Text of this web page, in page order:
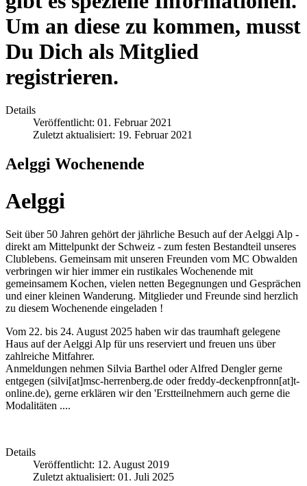
Um an diese zu kommen, musst
Du Dich als Mitglied
registrieren.
Details
Veröffentlicht: 01. Februar 2021
Zuletzt aktualisiert: 19. Februar 2021
Aelggi Wochenende
Aelggi
Seit über 50 Jahren gehört der jährliche Besuch auf der Aelggi Alp -
direkt am Mittelpunkt der Schweiz - zum festen Bestandteil unseres
Clublebens. Gemeinsam mit unseren Freunden vom MC Obwalden
verbringen wir hier immer ein rustikales Wochenende mit
gemeinsamem Kochen, vielen netten Begegnungen und Gesprächen
und einer kleinen Wanderung. Mitglieder und Freunde sind herzlich
zu diesem Wochenende eingeladen !
Vom 22. bis 24. August 2025 haben wir das traumhaft gelegene
Haus auf der Aelggi Alp für uns reserviert und freuen uns über
zahlreiche Mitfahrer.
Anmeldungen nehmen Silvia Barthel oder Alfred Dengler gerne
entgegen (silvi[at]msc-herrenberg.de oder freddy-deckenpfronn[at]t-
online.de), gerne erklären wir den 'Erstteilnehmern auch gerne die
Modalitäten ....
Details
Veröffentlicht: 12. August 2019
Zuletzt aktualisiert: 01. Juli 2025